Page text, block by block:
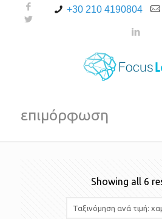
+30 210 4190804
επιμόρφωση
Showing all 6